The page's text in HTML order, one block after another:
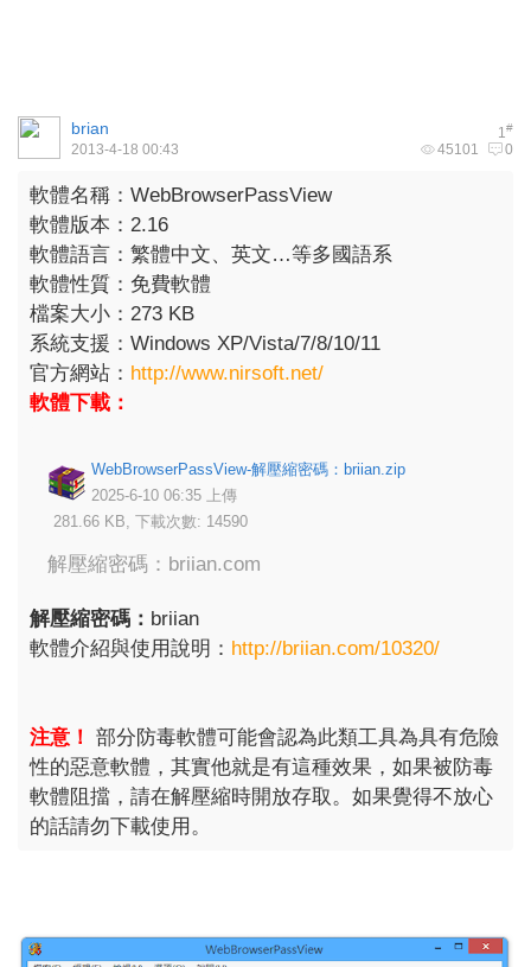
1#
brian
45101 0
2013-4-18 00:43
軟體名稱：WebBrowserPassView
軟體版本：2.16
軟體語言：繁體中文、英文…等多國語系
軟體性質：免費軟體
檔案大小：273 KB
系統支援：Windows XP/Vista/7/8/10/11
官方網站： http://www.nirsoft.net/
軟體下載：
WebBrowserPassView-解壓縮密碼：briian.zip
2025-6-10 06:35 上傳
281.66 KB, 下載次數: 14590
解壓縮密碼：briian.com
解壓縮密碼： briian
軟體介紹與使用說明： http://briian.com/10320/
注意！ 部分防毒軟體可能會認為此類工具為具有危險
性的惡意軟體，其實他就是有這種效果，如果被防毒
軟體阻擋，請在解壓縮時開放存取。如果覺得不放心
的話請勿下載使用。